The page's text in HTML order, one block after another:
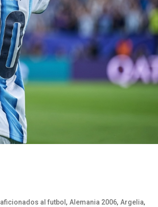
aficionados al futbol , Alemania 2006, Argelia,